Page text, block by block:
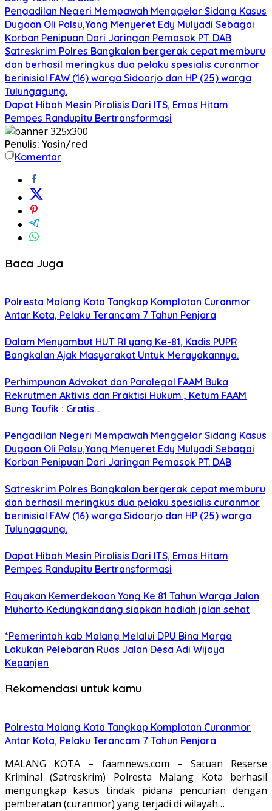
Pengadilan Negeri Mempawah Menggelar Sidang Kasus
Dugaan Oli Palsu,Yang Menyeret Edy Mulyadi Sebagai
Korban Penipuan Dari Jaringan Pemasok PT. DAB
Satreskrim Polres Bangkalan bergerak cepat memburu
dan berhasil meringkus dua pelaku spesialis curanmor
berinisial FAW (16) warga Sidoarjo dan HP (25) warga
Tulungagung.
Dapat Hibah Mesin Pirolisis Dari ITS, Emas Hitam
Pempes Randupitu Bertransformasi
Penulis: Yasin/red
Komentar
Baca Juga
Polresta Malang Kota Tangkap Komplotan Curanmor
Antar Kota, Pelaku Terancam 7 Tahun Penjara
Dalam Menyambut HUT RI yang Ke-81, Kadis PUPR
Bangkalan Ajak Masyarakat Untuk Merayakannya.
Perhimpunan Advokat dan Paralegal FAAM Buka
Rekrutmen Aktivis dan Praktisi Hukum , Ketum FAAM
Bung Taufik : Gratis…
Pengadilan Negeri Mempawah Menggelar Sidang Kasus
Dugaan Oli Palsu,Yang Menyeret Edy Mulyadi Sebagai
Korban Penipuan Dari Jaringan Pemasok PT. DAB
Satreskrim Polres Bangkalan bergerak cepat memburu
dan berhasil meringkus dua pelaku spesialis curanmor
berinisial FAW (16) warga Sidoarjo dan HP (25) warga
Tulungagung.
Dapat Hibah Mesin Pirolisis Dari ITS, Emas Hitam
Pempes Randupitu Bertransformasi
Rayakan Kemerdekaan Yang Ke 81 Tahun Warga Jalan
Muharto Kedungkandang siapkan hadiah jalan sehat
*Pemerintah kab Malang Melalui DPU Bina Marga
Lakukan Pelebaran Ruas Jalan Desa Adi Wijaya
Kepanjen
Rekomendasi untuk kamu
Polresta Malang Kota Tangkap Komplotan Curanmor
Antar Kota, Pelaku Terancam 7 Tahun Penjara
MALANG KOTA – faamnews.com – Satuan Reserse
Kriminal (Satreskrim) Polresta Malang Kota berhasil
mengungkap kasus tindak pidana pencurian dengan
pemberatan (curanmor) yang terjadi di wilayah…